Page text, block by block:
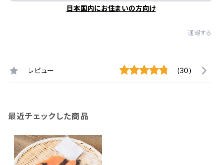
日本国内にお住まいの方向け
通報する
レビュー (30)
最近チェックした商品